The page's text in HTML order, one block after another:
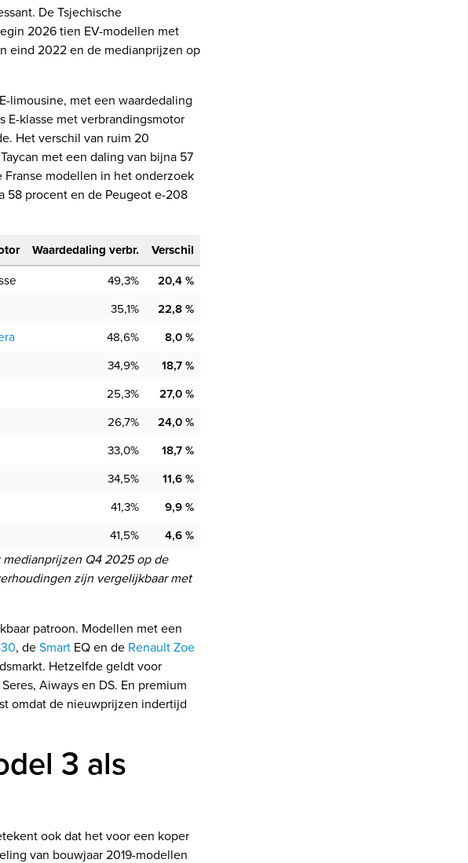
De Tsjechische
2026 tien EV-modellen met
eind 2022 en de medianprijzen op
limousine, met een waardedaling
E-klasse met verbrandingsmotor
Het verschil van ruim 20
met een daling van bijna 57
modellen in het onderzoek
58 procent en de Peugeot e-208
Waardedaling verbr. Verschil
49,3%
20,4 %
35,1%
22,8 %
48,6%
8,0 %
34,9%
18,7 %
25,3%
27,0 %
26,7%
24,0 %
33,0%
18,7 %
34,5%
11,6 %
41,3%
9,9 %
41,5% 4,6 %
Q4 2025 op de
zijn vergelijkbaar met
patroon. Modellen met een
, deSmart EQ en de Renault Zoe
Hetzelfde geldt voor
Aiways en DS. En premium
omdat de nieuwprijzen indertijd
3 als
ook dat het voor een koper
van bouwjaar 2019-modellen